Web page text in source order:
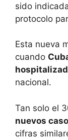
sido
protocolo
Esta nueva
cuando
nacional.
Tan solo el
nuevos
cifras